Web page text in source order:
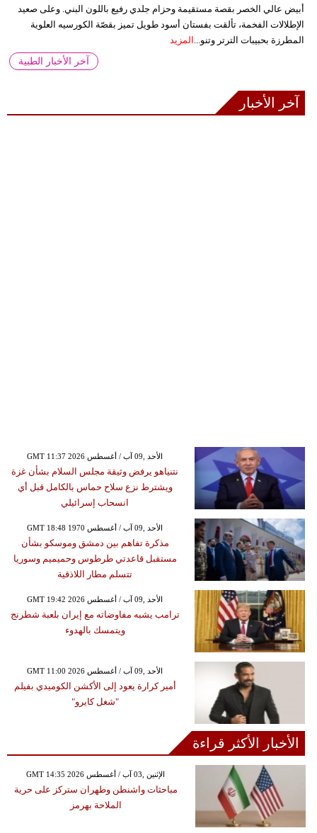
أبيض عالي الخصر بقصة مستقيمة وحزام جلدي رفيع باللون البني. وعلى صعيد
الإطلالات الفخمة، تألقت بفستان أسود طويل تميز بقصّة الكورسيه العلوية
المطرزة بحبيبات الترتر وتنو... المزيد
آخر الأخبار الطبية
آخر الأخبار
GMT 11:37 2026 الأحد ,09 آب / أغسطس
نتنياهو يرفض وثيقة مجلس السلام بشأن غزة
ويشترط نزع سلاح حماس بالكامل قبل أي
انسحاب إسرائيلي
GMT 18:48 1970 الأحد ,09 آب / أغسطس
مذكرة تفاهم بين دمشق وموسكو بشأن
مستقبل قاعدتي طرطوس وحميميم وسوريا
تتسلم مطار اللاذقية
GMT 19:42 2026 الأحد ,09 آب / أغسطس
ترامب يشبه مفاوضاته مع إيران بلعبة شطرنج
ويتمسك بالهدوء
GMT 11:00 2026 الأحد ,09 آب / أغسطس
أمير كرارة يعود إلى الأكشن الكوميدي بفيلم
"شغل كايرو"
الأخبار الأكثر قراءة
GMT 14:35 2026 الإثنين ,03 آب / أغسطس
مباحثات واشنطن وطهران ستركز على حرية
الملاحة بهرمز